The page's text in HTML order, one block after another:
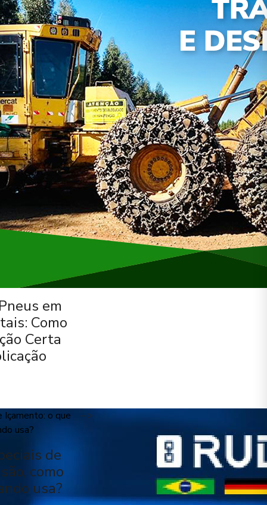
em
Como
Certa
de
como
usa?
-->